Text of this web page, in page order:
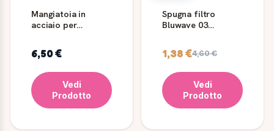
Mangiatoia in
acciaio per
Sirio L302 0,5 L
6,50 €
Vedi
Prodotto
Spugna filtro
Bluwave 03
1,38 €4,60 €
Vedi
Prodotto